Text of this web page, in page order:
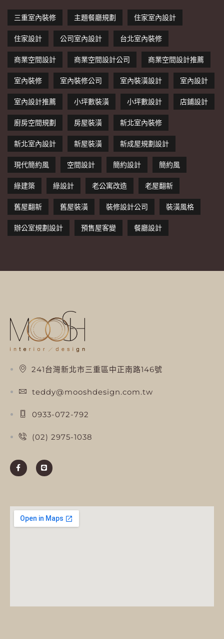
三重室內裝修 主題餐廳規劃
住家室內設計
住家設計
公司室內設計
台北室內裝修
商業空間設計
商業空間設計公司
商業空間設計推薦
室內裝修
室內裝修公司 室內裝潢設計
室內設計
室內設計推薦
小坪數裝潢 小坪數設計
店鋪設計
廚房空間規劃
房屋裝潢
新北室內裝修
新北室內設計
新屋裝潢
新成屋規劃設計
現代簡約風
空間設計 簡約設計
簡約風
綠建築
綠設計 老公寓改造
老屋翻新
舊屋翻新
舊屋裝潢 裝修設計公司
裝潢風格
辦公室規劃設計
預售屋客變 餐廳設計
241台灣新北市三重區中正南路146號
teddy@mooshdesign.com.tw
0933-072-792
(02) 2975-1038